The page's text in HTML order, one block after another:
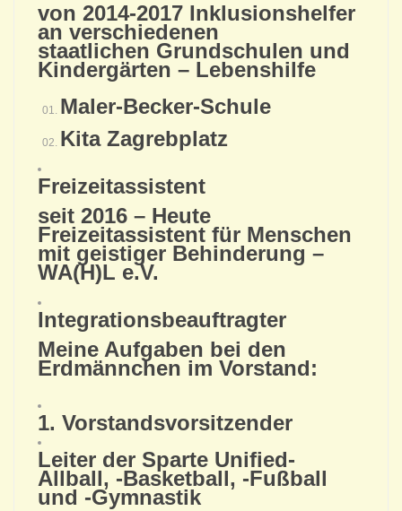
von 2014-2017 Inklusionshelfer
an verschiedenen
staatlichen Grundschulen und
Kindergärten – Lebenshilfe
Maler-Becker-Schule
Kita Zagrebplatz
Freizeitassistent
seit 2016 – Heute
Freizeitassistent für Menschen
mit geistiger Behinderung –
WA(H)L e.V.
Integrationsbeauftragter
Meine Aufgaben bei den
Erdmännchen im Vorstand:
1. Vorstandsvorsitzender
Leiter der Sparte Unified-
Allball, -Basketball, -Fußball
und -Gymnastik